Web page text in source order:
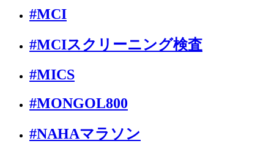
#MCI
#MCIスクリーニング検査
#MICS
#MONGOL800
#NAHAマラソン